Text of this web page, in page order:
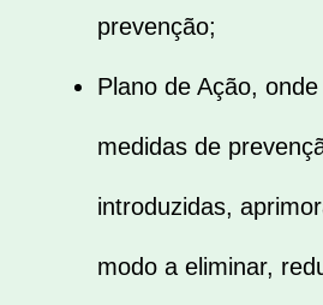
prevenção;
Plano de Ação,
medidas de
introduzidas,
modo a eliminar,